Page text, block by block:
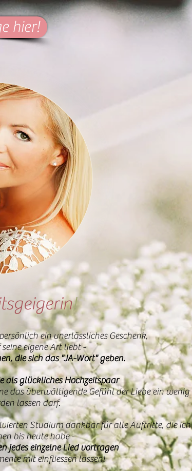
hier!
!
ein unerlässliches Geschenk,
eigene Art liebt -
die sich das "JA-Wort" geben.
als glückliches Hochzeitspaar
das überwältigende Gefühl der Liebe ein wenig
lassen darf.
Studium dankbar für alle Auftritte, die ich
bis heute habe -
jedes einzelne Lied vortragen
mit einfliessen lassen!